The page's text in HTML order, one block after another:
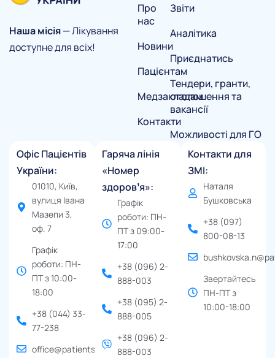
Наша місія— Лікування
доступне для всіх!
Про
нас
Новини
Пацієнтам
Медзакладам
Контакти
Звіти
Аналітика
Приєднатись
Тендери, гранти,
оголошення та
вакансії
Можливості для ГО
Офіс Пацієнтів
України:
01010, Київ,
вулиця Івана
Мазепи 3,
оф. 7
Графік
роботи: ПН-
ПТ з 10:00-
18:00
+38 (044) 33-
77-238
office@patients.org.ua
Гаряча лінія
«Номер
здоровʼя»:
Графік
роботи: ПН-
ПТ з 09:00-
17:00
+38 (096) 2-
888-003
+38 (095) 2-
888-005
+38 (096) 2-
888-003
Контакти для
ЗМІ:
Наталя
Бушковська
+38 (097)
800-08-13
Звертайтесь
ПН-ПТ з
10:00-18:00